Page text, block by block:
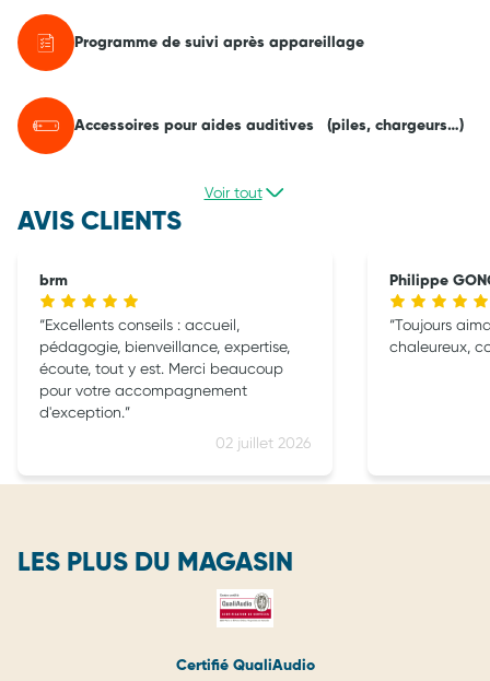
Programme de suivi après appareillage
Accessoires pour aides auditives (piles, chargeurs…)
Voir tout
AVIS CLIENTS
brm
02 juillet 2026
Excellents conseils : accueil,
pédagogie, bienveillance, expertise,
écoute, tout y est. Merci beaucoup
pour votre accompagnement
d'exception.
Philippe
Toujours
chaleureux,
LES PLUS DU MAGASIN
Certifié QualiAudio